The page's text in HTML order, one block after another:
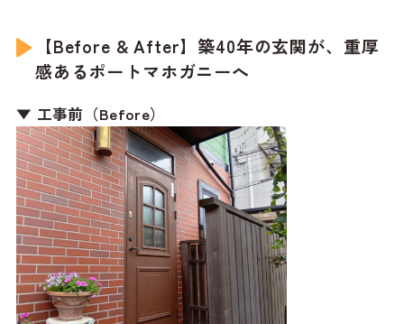
【Before & After】築40年の玄関が、重厚
感あるポートマホガニーへ
▼ 工事前（Before）